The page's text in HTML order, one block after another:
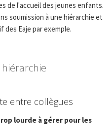
de l'accueil des jeunes enfants.
soumission à une hiérarchie et
Eaje par exemple.
entre collègues
lourde à gérer pour les